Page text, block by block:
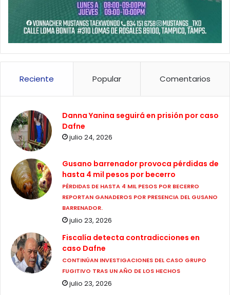
Reciente Popular Comentarios
Danna Yanina seguirá en prisión por caso
Dafne
julio 24, 2026
Gusano barrenador provoca pérdidas de
hasta 4 mil pesos por becerro
PÉRDIDAS DE HASTA 4 MIL PESOS POR BECERRO
REPORTAN GANADEROS POR PRESENCIA DEL GUSANO
BARRENADOR.
julio 23, 2026
Fiscalía detecta contradicciones en
caso Dafne
CONTINÚAN INVESTIGACIONES DEL CASO GRUPO
FUGITIVO TRAS UN AÑO DE LOS HECHOS
julio 23, 2026